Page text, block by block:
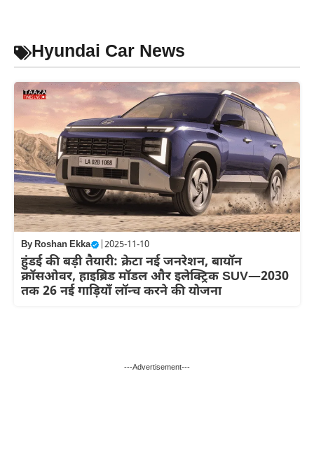
contentHyundai Car News
ByRoshan Ekka 2025-11-10
हुंडई की बड़ी तैयारी: क्रेटा नई जनरेशन, बायॉन
क्रॉसओवर, हाइब्रिड मॉडल और इलेक्ट्रिक SUV—2030
तक 26 नई गाड़ियाँ लॉन्च करने की योजना
---Advertisement---